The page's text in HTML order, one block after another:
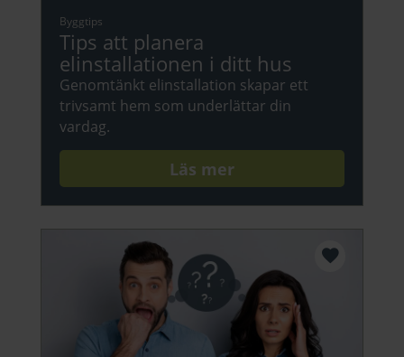
Byggtips
Tips att planera
elinstallationen i ditt hus
Genomtänkt elinstallation skapar ett
trivsamt hem som underlättar din
vardag.
Läs mer